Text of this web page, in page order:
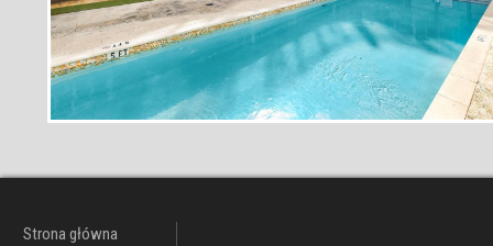
Strona główna